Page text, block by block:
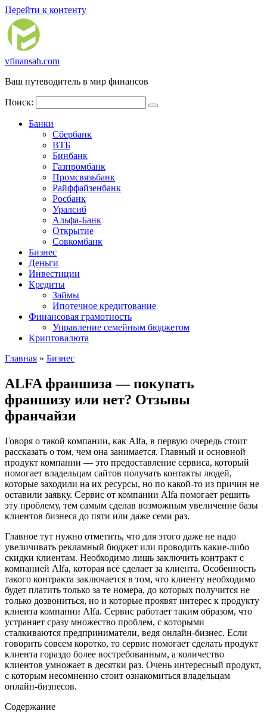
Перейти к контенту
vfinansah.com
Ваш путеводитель в мир финансов
Поиск:
Банки
Сбербанк
ВТБ
Бинбанк
Газпромбанк
Промсвязьбанк
Райффайзенбанк
Росбанк
Уралсиб
Альфа-Банк
Открытие
Совкомбанк
Бизнес
Деньги
Инвестиции
Кредиты
Займы
Ипотечное кредитование
Финансовая грамотность
Управление семейным бюджетом
Криптовалюта
Главная » Бизнес
ALFA франшиза — покупать
франшизу или нет? Отзывы
франчайзи
Говоря о такой компании, как Alfa, в первую очередь стоит
рассказать о том, чем она занимается. Главный и основной
продукт компании — это предоставление сервиса, который
помогает владельцам сайтов получать контакты людей,
которые заходили на их ресурсы, но по какой-то из причин не
оставили заявку. Сервис от компании Alfa помогает решить
эту проблему, тем самым сделав возможным увеличение базы
клиентов бизнеса до пяти или даже семи раз.
Главное тут нужно отметить, что для этого даже не надо
увеличивать рекламный бюджет или проводить какие-либо
скидки клиентам. Необходимо лишь заключить контракт с
компанией Alfa, которая всё сделает за клиента. Особенность
такого контракта заключается в том, что клиенту необходимо
будет платить только за те номера, до которых получится не
только дозвониться, но и которые проявят интерес к продукту
клиента компании Alfa. Сервис работает таким образом, что
устраняет сразу множество проблем, с которыми
сталкиваются предприниматели, ведя онлайн-бизнес. Если
говорить совсем коротко, то сервис помогает сделать продукт
клиента гораздо более востребованным, а количество
клиентов умножает в десятки раз. Очень интересный продукт,
с которым несомненно стоит ознакомиться владельцам
онлайн-бизнесов.
Содержание